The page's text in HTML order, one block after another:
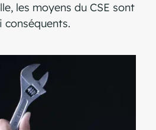
les moyens du CSE sont
conséquents.